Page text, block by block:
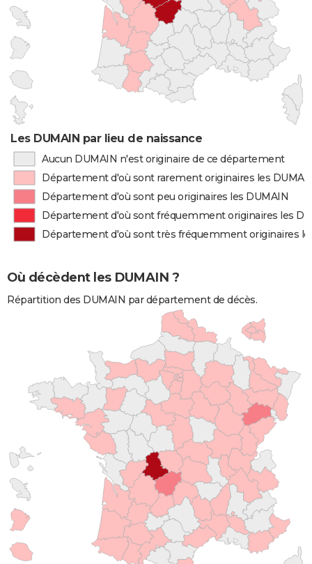
Les DUMAIN par lieu de naissance
Aucun DUMAIN n'est originaire de ce département
Département d'où sont rarement originaires les
Département d'où sont peu originaires les DUMAIN
Département d'où sont fréquemment originaires les
Département d'où sont très fréquemment originaires
Où décèdent les DUMAIN ?
Répartition des DUMAIN par département de décès.